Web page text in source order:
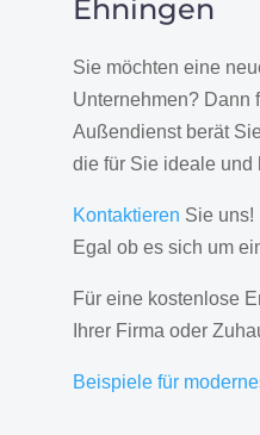
Ehningen
Sie möchten eine
Unternehmen? Dann
Außendienst berät
die für Sie ideale und
Kontaktieren Sie uns!
Egal ob es sich um
Für eine kostenlose
Ihrer Firma oder
Beispiele für